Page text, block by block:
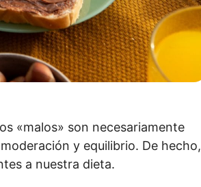
«malos» son necesariamente
y equilibrio. De hecho,
a nuestra dieta.